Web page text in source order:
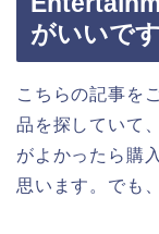
がいいで
こちらの記事を
品を探していて
がよかったら購
思います。でも